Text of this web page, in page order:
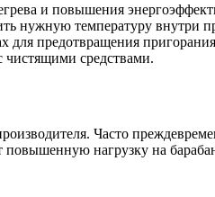
и повышения
нужную температуру внутри
предотвращения
чистящими средствами.
Часто
нагрузку на